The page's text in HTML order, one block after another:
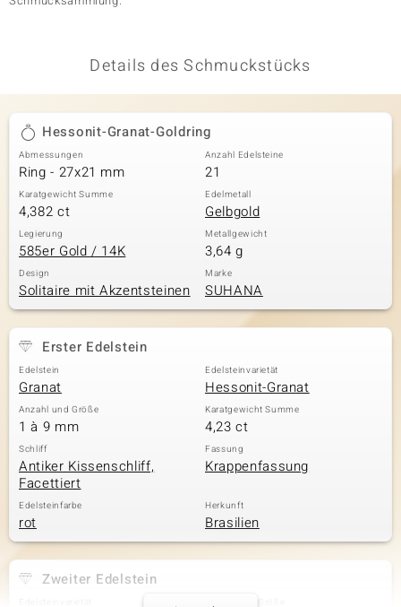
Details des Schmuckstücks
Hessonit-Granat-Goldring
Abmessungen
Ring - 27x21 mm
Anzahl Edelsteine
21
Karatgewicht Summe
4,382 ct
Edelmetall
Gelbgold
Legierung
585er Gold / 14K
Metallgewicht
3,64 g
Design
Solitaire mit Akzentsteinen
Marke
SUHANA
Erster Edelstein
Edelstein
Granat
Edelsteinvarietät
Hessonit-Granat
Anzahl und Größe
1 à 9 mm
Karatgewicht Summe
4,23 ct
Schliff
Antiker Kissenschliff,
Facettiert
Fassung
Krappenfassung
Edelsteinfarbe
rot
Herkunft
Brasilien
Zweiter Edelstein